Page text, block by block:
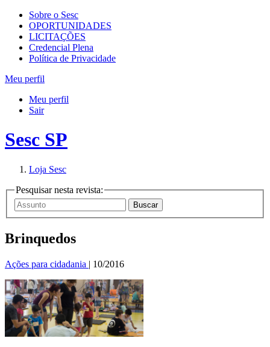
Sobre o Sesc
OPORTUNIDADES
LICITAÇÕES
Credencial Plena
Política de Privacidade
Meu perfil
Meu perfil
Sair
Sesc SP
Loja Sesc
Pesquisar nesta revista:
Brinquedos
Ações para cidadania | 10/2016